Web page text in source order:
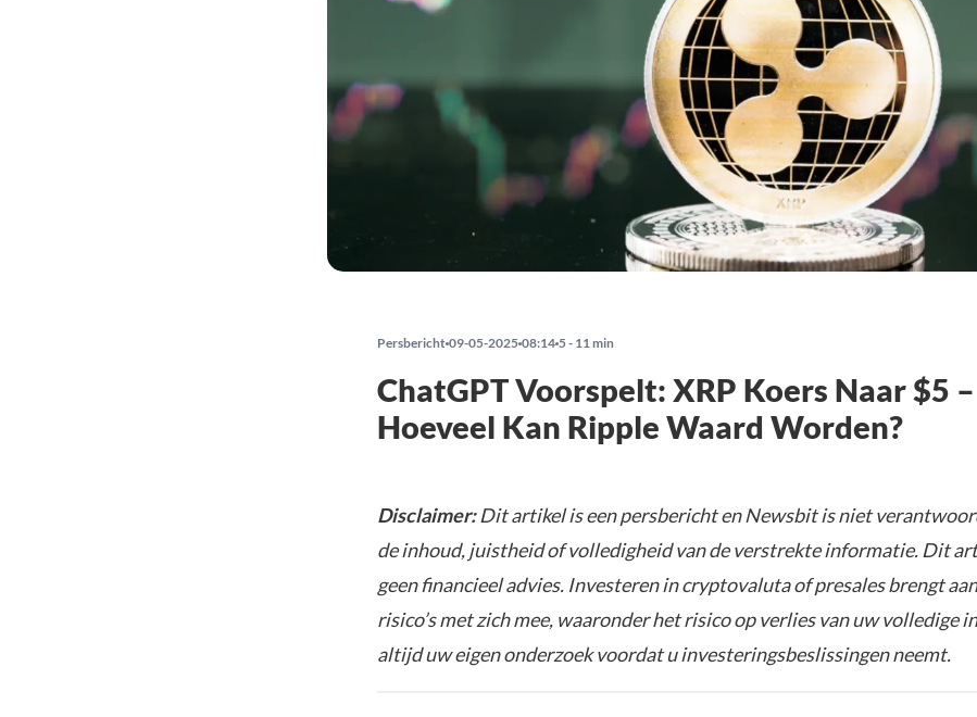
Persbericht 09-05-2025 08:14 5 - 11 min
ChatGPT Voorspelt: XRP Koers Naar $5 –
Hoeveel Kan Ripple Waard Worden?
Disclaimer:Dit artikel is een persbericht en Newsbit is niet
de inhoud, juistheid of volledigheid van de verstrekte informatie. Dit
geen financieel advies. Investeren in cryptovaluta of presales brengt
risico’s met zich mee, waaronder het risico op verlies van uw volledige
altijd uw eigen onderzoek voordat u investeringsbeslissingen neemt.